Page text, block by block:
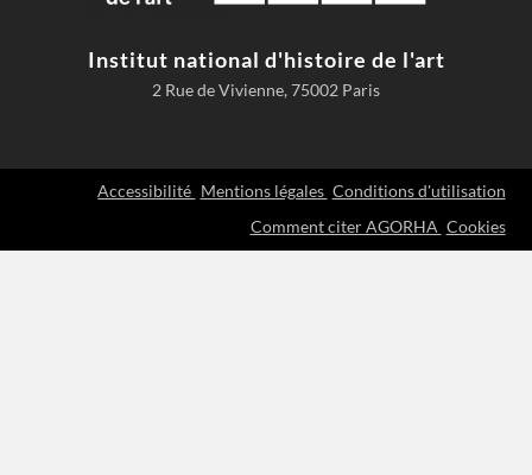
Institut national d'histoire de l'art
2 Rue de Vivienne, 75002 Paris
Accessibilité Mentions légales Conditions d'utilisation
Comment citer AGORHA Cookies